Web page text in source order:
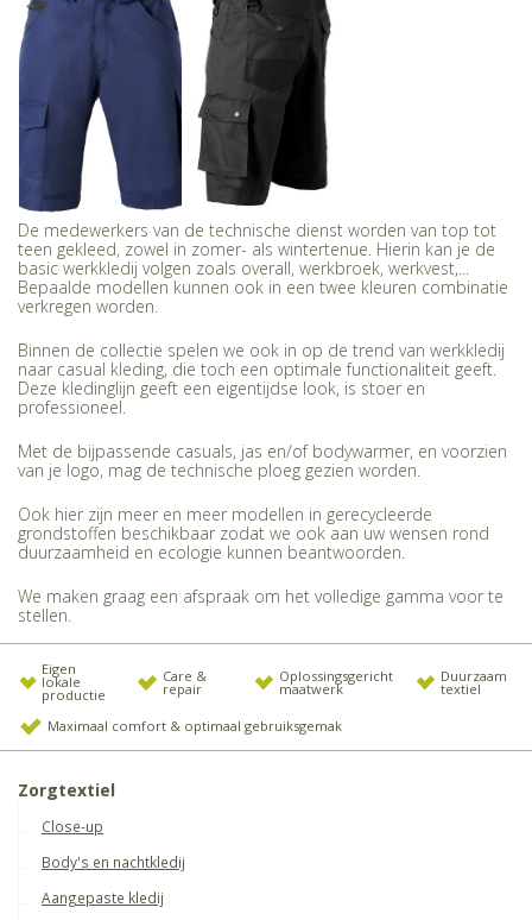
De medewerkers van de technische dienst worden van top tot
teen gekleed, zowel in zomer- als wintertenue. Hierin kan je de
basic werkkledij volgen zoals overall, werkbroek, werkvest,...
Bepaalde modellen kunnen ook in een twee kleuren combinatie
verkregen worden.
Binnen de collectie spelen we ook in op de trend van werkkledij
naar casual kleding, die toch een optimale functionaliteit geeft.
Deze kledinglijn geeft een eigentijdse look, is stoer en
professioneel.
Met de bijpassende casuals, jas en/of bodywarmer, en voorzien
van je logo, mag de technische ploeg gezien worden.
Ook hier zijn meer en meer modellen in gerecycleerde
grondstoffen beschikbaar zodat we ook aan uw wensen rond
duurzaamheid en ecologie kunnen beantwoorden.
We maken graag een afspraak om het volledige gamma voor te
stellen.
Eigen
lokale
productie
Care &
repair
Oplossingsgericht
maatwerk
Duurzaam
textiel
Maximaal comfort & optimaal gebruiksgemak
Zorgtextiel
Close-up
Body's en nachtkledij
Aangepaste kledij